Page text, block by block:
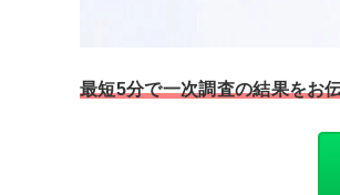
最短5分で一次調査の結果をお